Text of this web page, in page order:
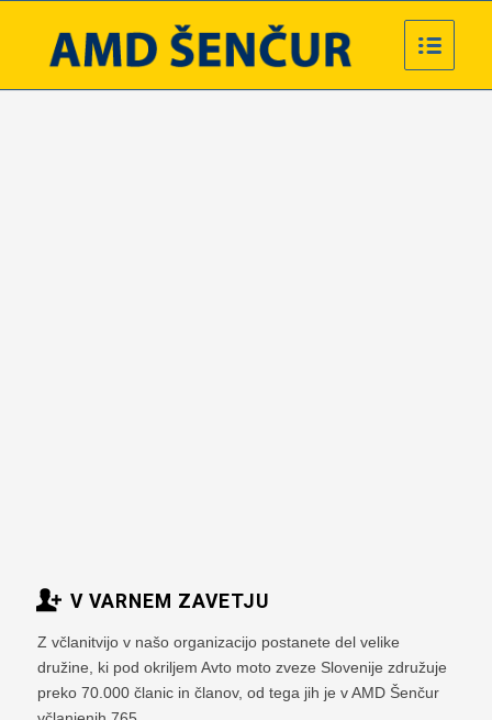
V VARNEM ZAVETJU
Z včlanitvijo v našo organizacijo postanete del velike
družine, ki pod okriljem Avto moto zveze Slovenije združuje
preko 70.000 članic in članov, od tega jih je v AMD Šenčur